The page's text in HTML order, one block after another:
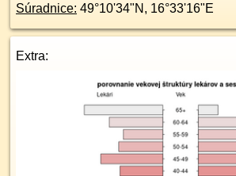
Súradnice: 49°10'34"N , 16°33'16"E
Extra: